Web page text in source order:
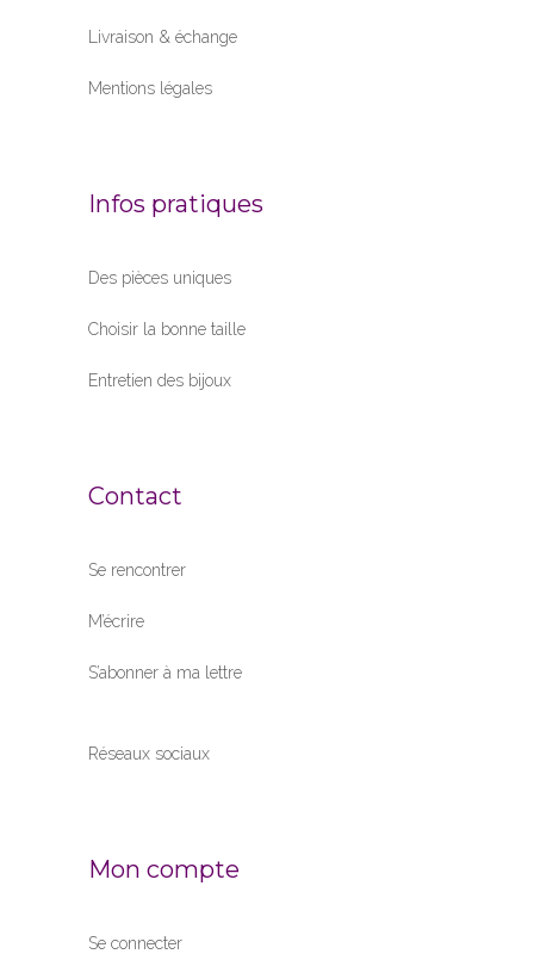
Livraison & échange
Mentions légales
Infos pratiques
Des pièces uniques
Choisir la bonne taille
Entretien des bijoux
Contact
Se rencontrer
M’écrire
S’abonner à ma lettre
Réseaux sociaux
Mon compte
Se connecter